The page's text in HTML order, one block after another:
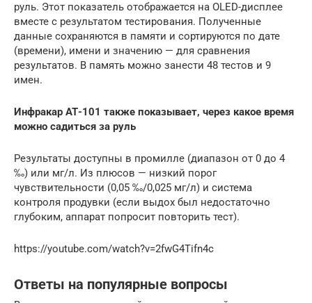
руль. Этот показатель отображается на OLED-дисплее
вместе с результатом тестирования. Полученные
данные сохраняются в памяти и сортируются по дате
(времени), имени и значению — для сравнения
результатов. В память можно занести 48 тестов и 9
имен.
Инфракар АТ-101 также показывает, через какое время
можно садиться за руль
Результаты доступны в промилле (диапазон от 0 до 4
‰) или мг/л. Из плюсов — низкий порог
чувствительности (0,05 ‰/0,025 мг/л) и система
контроля продувки (если выдох был недостаточно
глубоким, аппарат попросит повторить тест).
https://youtube.com/watch?v=2fwG4Tifn4c
Ответы на популярные вопросы